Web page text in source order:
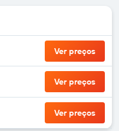
Ver preços
Ver preços
Ver preços